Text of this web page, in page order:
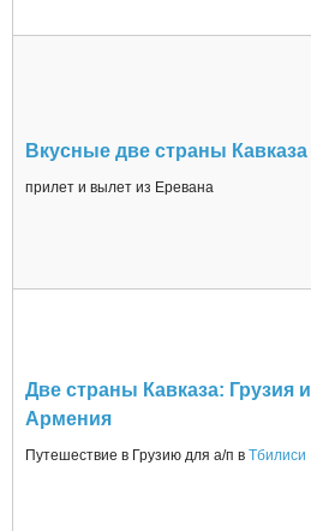
Вкусные две страны Кавказа
прилет и вылет из Еревана
Две страны Кавказа: Грузия и
Армения
Путешествие в Грузию для а/п в Тбилиси